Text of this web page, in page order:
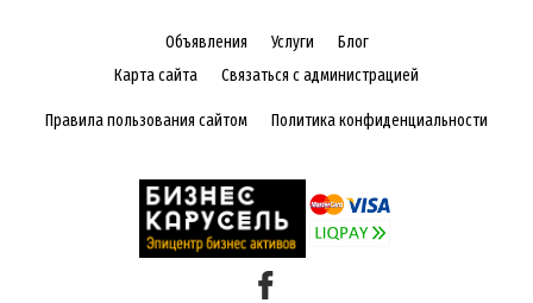
Объявления Услуги
Блог
Карта сайта
Связаться с администрацией
Правила пользования сайтом Политика конфиденциальности